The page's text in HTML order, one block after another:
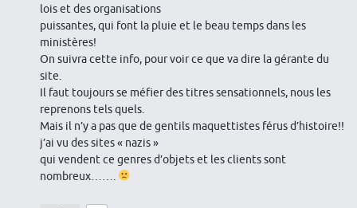
lois et des organisations
puissantes, qui font la pluie et le beau temps dans les
ministères!
On suivra cette info, pour voir ce que va dire la gérante du
site.
Il faut toujours se méfier des titres sensationnels, nous les
reprenons tels quels.
Mais il n’y a pas que de gentils maquettistes férus d’histoire!!
j’ai vu des sites « nazis »
qui vendent ce genres d’objets et les clients sont
nombreux…….